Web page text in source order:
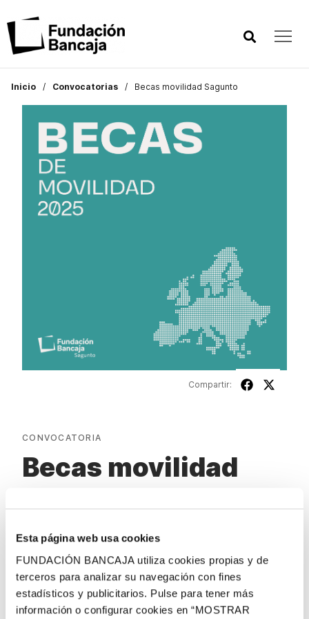
Esta página web usa cookies
FUNDACIÓN BANCAJA utiliza cookies propias y de
terceros para analizar su navegación con fines
estadísticos y publicitarios. Pulse para tener más
información o configurar cookies en “MOSTRAR
Inicio Convocatorias Becas movilidad Sagunto
Compartir:
CONVOCATORIA
Becas movilidad
AGOTADO PLAZO